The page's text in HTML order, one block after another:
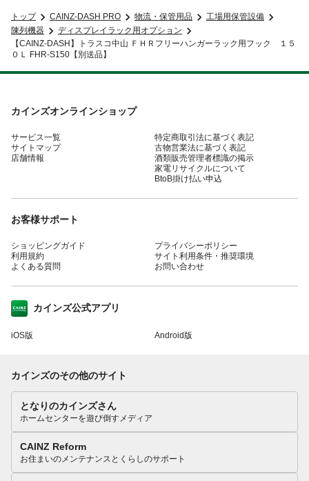
トップ CAINZ-DASH PRO 物流・保管用品
工場用保管設備
陳列機器
ディスプレイラック用オプション
【CAINZ-DASH】トラスコ中山 ＦＨＲフリーハンガーラック用フック １５
０Ｌ FHR-S150【別送品】
カインズオンラインショップ
サービス一覧
サイトマップ
店舗情報
特定商取引法に基づく表記
古物営業法に基づく表記
酒類販売管理者標識の掲示
家電リサイクルについて
BtoB掛け払い申込
お客様サポート
ショッピングガイド
利用規約
よくある質問
プライバシーポリシー
サイト利用条件・推奨環境
お問い合わせ
カインズ公式アプリ
iOS版 Android版
カインズのその他のサイト
となりのカインズさん
ホームセンターを遊び倒すメディア
CAINZ Reform
お住まいのメンテナンスとくらしのサポート